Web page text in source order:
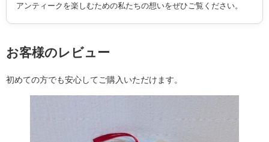
アンティークを楽しむための私たちの想いをぜひご覧ください。
お客様のレビュー
初めての方でも安心してご購入いただけます。